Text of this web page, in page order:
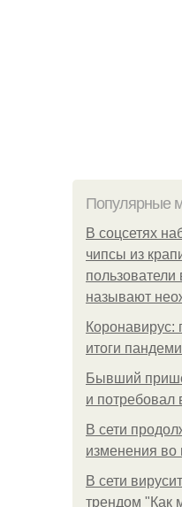
Популярные
В соцсетях
чипсы из
называют
Коронавирус:
итоги
Бывший
и потребовал
В сети
изменения во
В сети
трендом "Как